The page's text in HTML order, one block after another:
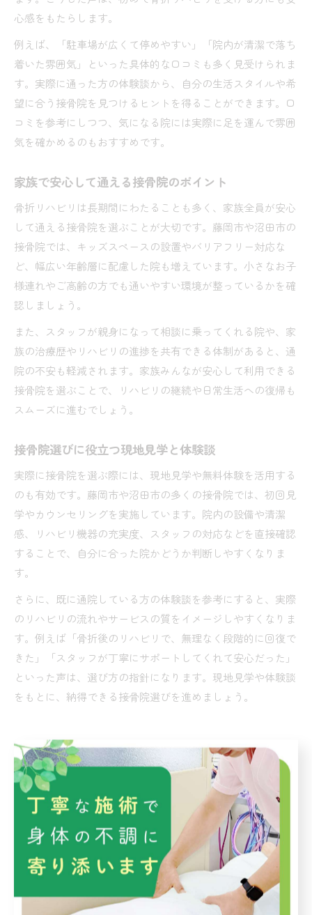
心感をもたらします。
例えば、「駐車場が広くて停めやすい」「院内が清潔で落ち
着いた雰囲気」といった具体的な口コミも多く見受けられま
す。実際に通った方の体験談から、自分の生活スタイルや希
望に合う接骨院を見つけるヒントを得ることができます。口
コミを参考にしつつ、気になる院には実際に足を運んで雰囲
気を確かめるのもおすすめです。
家族で安心して通える接骨院のポイント
骨折リハビリは長期間にわたることも多く、家族全員が安心
して通える接骨院を選ぶことが大切です。藤岡市や沼田市の
接骨院では、キッズスペースの設置やバリアフリー対応な
ど、幅広い年齢層に配慮した院も増えています。小さなお子
様連れやご高齢の方でも通いやすい環境が整っているかを確
認しましょう。
また、スタッフが親身になって相談に乗ってくれる院や、家
族の治療歴やリハビリの進捗を共有できる体制があると、通
院の不安も軽減されます。家族みんなが安心して利用できる
接骨院を選ぶことで、リハビリの継続や日常生活への復帰も
スムーズに進むでしょう。
接骨院選びに役立つ現地見学と体験談
実際に接骨院を選ぶ際には、現地見学や無料体験を活用する
のも有効です。藤岡市や沼田市の多くの接骨院では、初回見
学やカウンセリングを実施しています。院内の設備や清潔
感、リハビリ機器の充実度、スタッフの対応などを直接確認
することで、自分に合った院かどうか判断しやすくなりま
す。
さらに、既に通院している方の体験談を参考にすると、実際
のリハビリの流れやサービスの質をイメージしやすくなりま
す。例えば「骨折後のリハビリで、無理なく段階的に回復で
きた」「スタッフが丁寧にサポートしてくれて安心だった」
といった声は、選び方の指針になります。現地見学や体験談
をもとに、納得できる接骨院選びを進めましょう。
接骨院で骨折治療を受ける際の流
れ
接骨院初診から骨折リハビリ開始までの手順
接骨院で骨折リハビリを始める際、まず初診時の流れを確認
しておくことが大切です。初診では、症状や受傷状況、日常